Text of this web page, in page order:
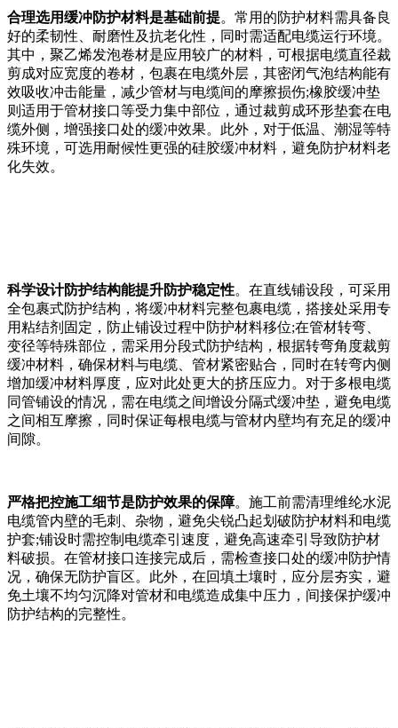
合理选用缓冲防护材料是基础前提。常用的防护材料需具备良
好的柔韧性、耐磨性及抗老化性，同时需适配电缆运行环境。
其中，聚乙烯发泡卷材是应用较广的材料，可根据电缆直径裁
剪成对应宽度的卷材，包裹在电缆外层，其密闭气泡结构能有
效吸收冲击能量，减少管材与电缆间的摩擦损伤;橡胶缓冲垫
则适用于管材接口等受力集中部位，通过裁剪成环形垫套在电
缆外侧，增强接口处的缓冲效果。此外，对于低温、潮湿等特
殊环境，可选用耐候性更强的硅胶缓冲材料，避免防护材料老
化失效。
科学设计防护结构能提升防护稳定性。在直线铺设段，可采用
全包裹式防护结构，将缓冲材料完整包裹电缆，搭接处采用专
用粘结剂固定，防止铺设过程中防护材料移位;在管材转弯、
变径等特殊部位，需采用分段式防护结构，根据转弯角度裁剪
缓冲材料，确保材料与电缆、管材紧密贴合，同时在转弯内侧
增加缓冲材料厚度，应对此处更大的挤压应力。对于多根电缆
同管铺设的情况，需在电缆之间增设分隔式缓冲垫，避免电缆
之间相互摩擦，同时保证每根电缆与管材内壁均有充足的缓冲
间隙。
严格把控施工细节是防护效果的保障。施工前需清理维纶水泥
电缆管内壁的毛刺、杂物，避免尖锐凸起划破防护材料和电缆
护套;铺设时需控制电缆牵引速度，避免高速牵引导致防护材
料破损。在管材接口连接完成后，需检查接口处的缓冲防护情
况，确保无防护盲区。此外，在回填土壤时，应分层夯实，避
免土壤不均匀沉降对管材和电缆造成集中压力，间接保护缓冲
防护结构的完整性。